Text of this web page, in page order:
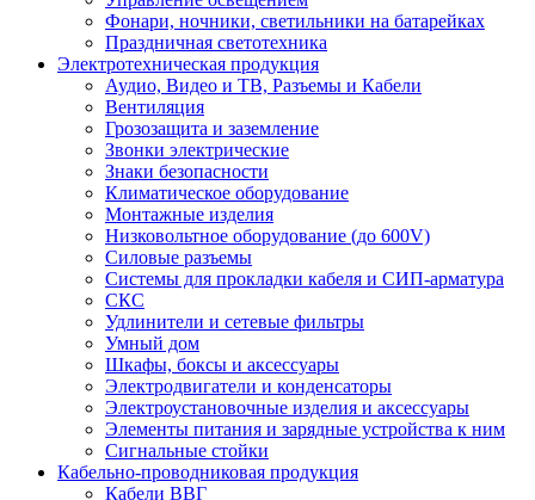
Фонари, ночники, светильники на батарейках
Праздничная светотехника
Электротехническая продукция
Аудио, Видео и ТВ, Разъемы и Кабели
Вентиляция
Грозозащита и заземление
Звонки электрические
Знаки безопасности
Климатическое оборудование
Монтажные изделия
Низковольтное оборудование (до 600V)
Силовые разъемы
Системы для прокладки кабеля и СИП-арматура
СКС
Удлинители и сетевые фильтры
Умный дом
Шкафы, боксы и аксессуары
Электродвигатели и конденсаторы
Электроустановочные изделия и аксессуары
Элементы питания и зарядные устройства к ним
Сигнальные стойки
Кабельно-проводниковая продукция
Кабели ВВГ